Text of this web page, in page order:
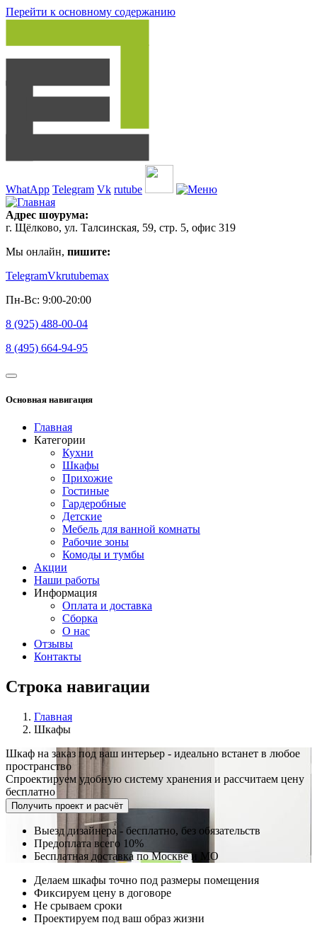
Перейти к основному содержанию
WhatApp Telegram Vk rutube
Адрес шоурума:
г. Щёлково, ул. Талсинская, 59, стр. 5, офис 319
Мы онлайн, пишите:
TelegramVkrutubemax
Пн-Вс: 9:00-20:00
8 (925) 488-00-04
8 (495) 664-94-95
Основная навигация
Главная
Категории
Кухни
Шкафы
Прихожие
Гостиные
Гардеробные
Детские
Мебель для ванной комнаты
Рабочие зоны
Комоды и тумбы
Акции
Наши работы
Информация
Оплата и доставка
Сборка
О нас
Отзывы
Контакты
Строка навигации
Главная
Шкафы
Шкаф на заказ под ваш интерьер - идеально встанет в любое
пространство
Спроектируем удобную систему хранения и рассчитаем цену
бесплатно
Получить проект и расчёт
Выезд дизайнера - бесплатно, без обязательств
Предоплата всего 10%
Бесплатная доставка по Москве и МО
Делаем шкафы точно под размеры помещения
Фиксируем цену в договоре
Не срываем сроки
Проектируeм под ваш образ жизни